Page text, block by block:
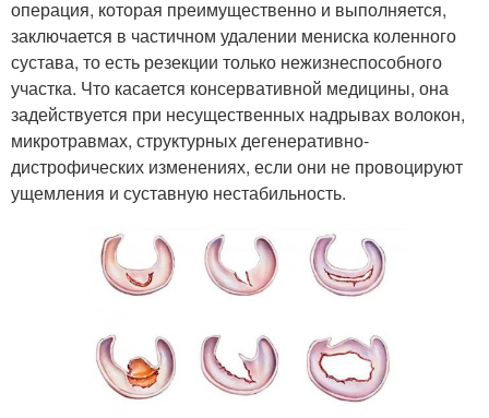
операция, которая преимущественно и выполняется,
заключается в частичном удалении мениска коленного
сустава, то есть резекции только нежизнеспособного
участка. Что касается консервативной медицины, она
задействуется при несущественных надрывах волокон,
микротравмах, структурных дегенеративно-
дистрофических изменениях, если они не провоцируют
ущемления и суставную нестабильность.